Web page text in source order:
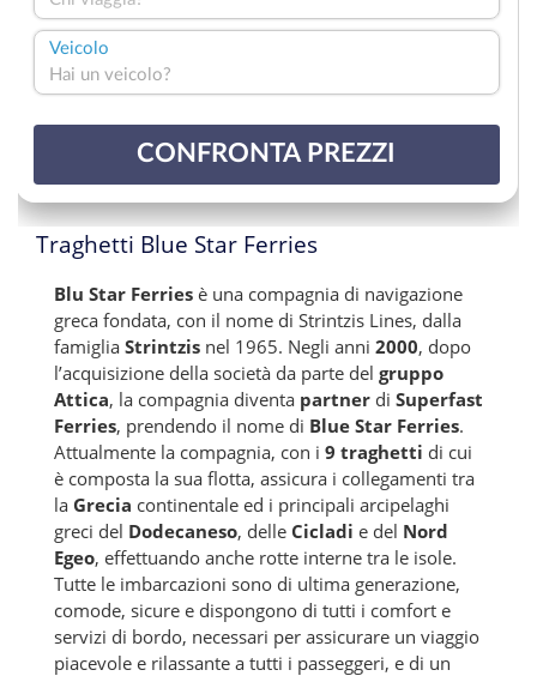
Traghetti Blue Star Ferries
Blu Star Ferries è una compagnia di navigazione
greca fondata, con il nome di Strintzis Lines, dalla
famiglia Strintzis nel 1965. Negli anni 2000, dopo
l’acquisizione della società da parte del gruppo
Attica, la compagnia diventa partner di Superfast
Ferries, prendendo il nome di Blue Star Ferries.
Attualmente la compagnia, con i 9 traghetti di cui
è composta la sua flotta, assicura i collegamenti tra
la Grecia continentale ed i principali arcipelaghi
greci del Dodecaneso, delle Cicladi e del Nord
Egeo, effettuando anche rotte interne tra le isole.
Tutte le imbarcazioni sono di ultima generazione,
comode, sicure e dispongono di tutti i comfort e
servizi di bordo, necessari per assicurare un viaggio
piacevole e rilassante a tutti i passeggeri, e di un